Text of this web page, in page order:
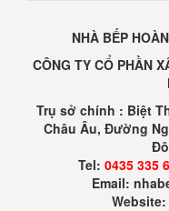
NHÀ BẾP
CÔNG TY CỔ PHẦN
Trụ sở chính : Biệt
Châu Âu, Đường
Tel: 0435 335
Email: